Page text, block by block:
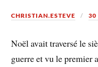
CHRISTIAN.ESTEVE 30
Noël avait traversé le
guerre et vu le premier